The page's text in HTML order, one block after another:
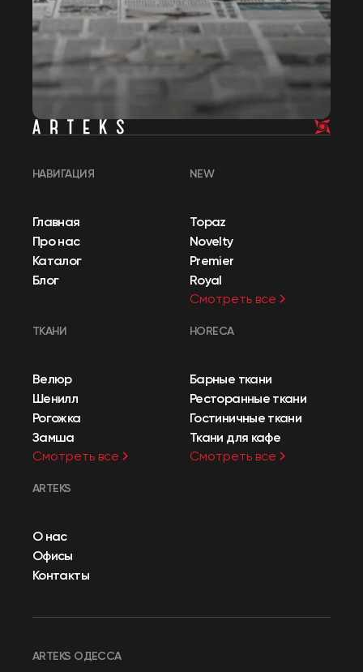
НАВИГАЦИЯ
Главная
Про нас
Каталог
Блог
NEW
Topaz
Novelty
Premier
Royal
Смотреть все
ТКАНИ
Велюр
Шенилл
Рогожка
Замша
Смотреть все
HORECA
Барные ткани
Ресторанные ткани
Гостиничные ткани
Ткани для кафе
Смотреть все
ARTEKS
О нас
Офисы
Контакты
ARTEKS ОДЕССА